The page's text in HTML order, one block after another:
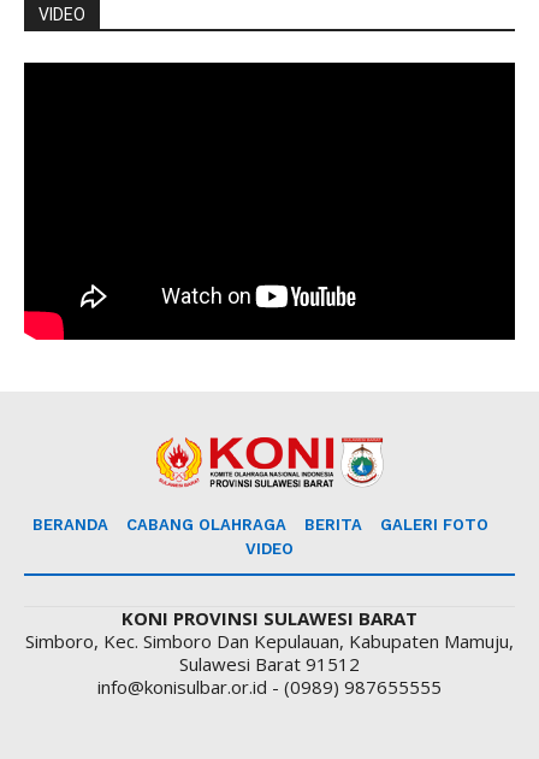
VIDEO
BERANDA CABANG OLAHRAGA BERITA
GALERI FOTO
VIDEO
KONI PROVINSI SULAWESI BARAT
Simboro, Kec. Simboro Dan Kepulauan, Kabupaten Mamuju,
Sulawesi Barat 91512
info@konisulbar.or.id - (0989) 987655555